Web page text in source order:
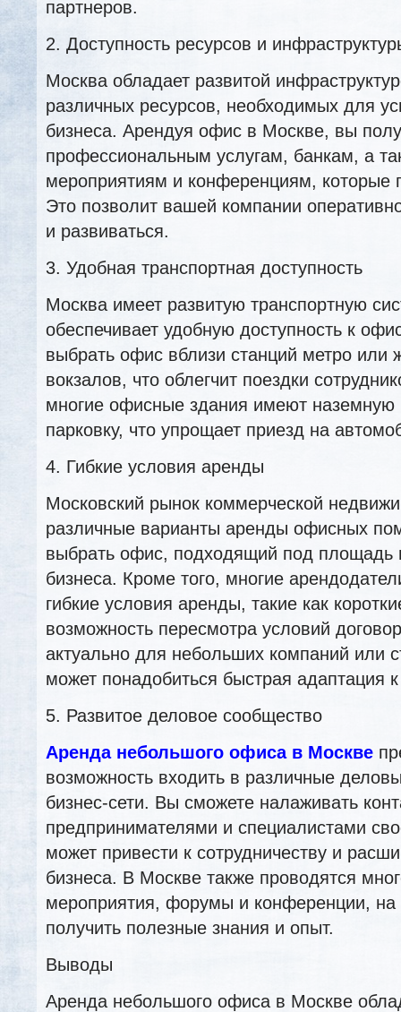
партнеров.
2. Доступность ресурсов и
Москва обладает развитой
различных ресурсов, необходимых для
бизнеса. Арендуя офис в Москве, вы
профессиональным услугам, банкам, а
мероприятиям и конференциям, которые
Это позволит вашей компании
и развиваться.
3. Удобная транспортная доступность
Москва имеет развитую транспортную
обеспечивает удобную доступность к
выбрать офис вблизи станций метро или
вокзалов, что облегчит поездки
многие офисные здания имеют
парковку, что упрощает приезд на
4. Гибкие условия аренды
Московский рынок коммерческой
различные варианты аренды офисных
выбрать офис, подходящий под площадь
бизнеса. Кроме того, многие
гибкие условия аренды, такие как
возможность пересмотра условий
актуально для небольших компаний или
может понадобиться быстрая адаптация
5. Развитое деловое сообщество
Аренда небольшого офиса в Москве
возможность входить в различные
бизнес-сети. Вы сможете налаживать
предпринимателями и специалистами
может привести к сотрудничеству и
бизнеса. В Москве также проводятся
мероприятия, форумы и конференции, на
получить полезные знания и опыт.
Выводы
Аренда небольшого офиса в Москве